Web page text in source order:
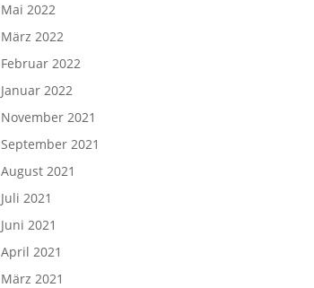
Mai 2022
März 2022
Februar 2022
Januar 2022
November 2021
September 2021
August 2021
Juli 2021
Juni 2021
April 2021
März 2021